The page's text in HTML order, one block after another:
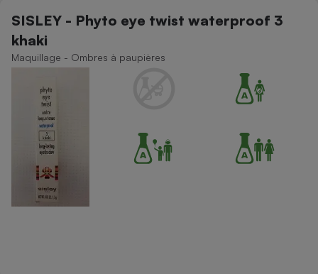
SISLEY - Phyto eye twist waterproof 3
khaki
Maquillage - Ombres à paupières